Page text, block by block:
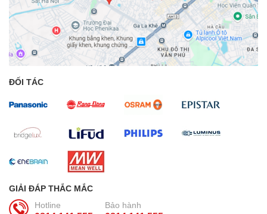
ĐỐI TÁC
GIẢI ĐÁP THẮC MẮC
Hotline
Bảo hành